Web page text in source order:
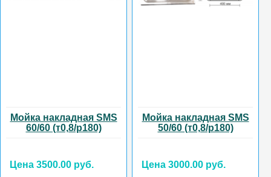
Мойка накладная SMS
60/60 (т0,8/р180)
Цена 3500.00 руб.
Мойка накладная SMS
50/60 (т0,8/р180)
Цена 3000.00 руб.